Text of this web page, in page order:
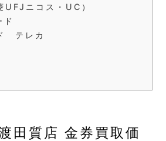
UFJニコス・UC）
テレカ
田質店 金券買取価